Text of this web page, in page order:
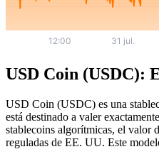
USD Coin (USDC):
USD Coin (USDC) es una
está destinado a valer
stablecoins algorítmicas, el valor
reguladas de EE. UU. Este